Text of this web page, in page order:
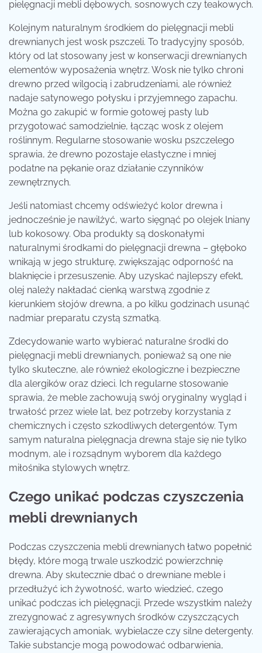
pielęgnacji mebli dębowych, sosnowych czy teakowych.
Kolejnym naturalnym środkiem do pielęgnacji mebli
drewnianych jest wosk pszczeli. To tradycyjny sposób,
który od lat stosowany jest w konserwacji drewnianych
elementów wyposażenia wnętrz. Wosk nie tylko chroni
drewno przed wilgocią i zabrudzeniami, ale również
nadaje satynowego połysku i przyjemnego zapachu.
Można go zakupić w formie gotowej pasty lub
przygotować samodzielnie, łącząc wosk z olejem
roślinnym. Regularne stosowanie wosku pszczelego
sprawia, że drewno pozostaje elastyczne i mniej
podatne na pękanie oraz działanie czynników
zewnętrznych.
Jeśli natomiast chcemy odświeżyć kolor drewna i
jednocześnie je nawilżyć, warto sięgnąć po olejek lniany
lub kokosowy. Oba produkty są doskonałymi
naturalnymi środkami do pielęgnacji drewna – głęboko
wnikają w jego strukturę, zwiększając odporność na
blaknięcie i przesuszenie. Aby uzyskać najlepszy efekt,
olej należy nakładać cienką warstwą zgodnie z
kierunkiem słojów drewna, a po kilku godzinach usunąć
nadmiar preparatu czystą szmatką.
Zdecydowanie warto wybierać naturalne środki do
pielęgnacji mebli drewnianych, ponieważ są one nie
tylko skuteczne, ale również ekologiczne i bezpieczne
dla alergików oraz dzieci. Ich regularne stosowanie
sprawia, że meble zachowują swój oryginalny wygląd i
trwałość przez wiele lat, bez potrzeby korzystania z
chemicznych i często szkodliwych detergentów. Tym
samym naturalna pielęgnacja drewna staje się nie tylko
modnym, ale i rozsądnym wyborem dla każdego
miłośnika stylowych wnętrz.
Czego unikać podczas czyszczenia
mebli drewnianych
Podczas czyszczenia mebli drewnianych łatwo popełnić
błędy, które mogą trwale uszkodzić powierzchnię
drewna. Aby skutecznie dbać o drewniane meble i
przedłużyć ich żywotność, warto wiedzieć, czego
unikać podczas ich pielęgnacji. Przede wszystkim należy
zrezygnować z agresywnych środków czyszczących
zawierających amoniak, wybielacze czy silne detergenty.
Takie substancje mogą powodować odbarwienia,